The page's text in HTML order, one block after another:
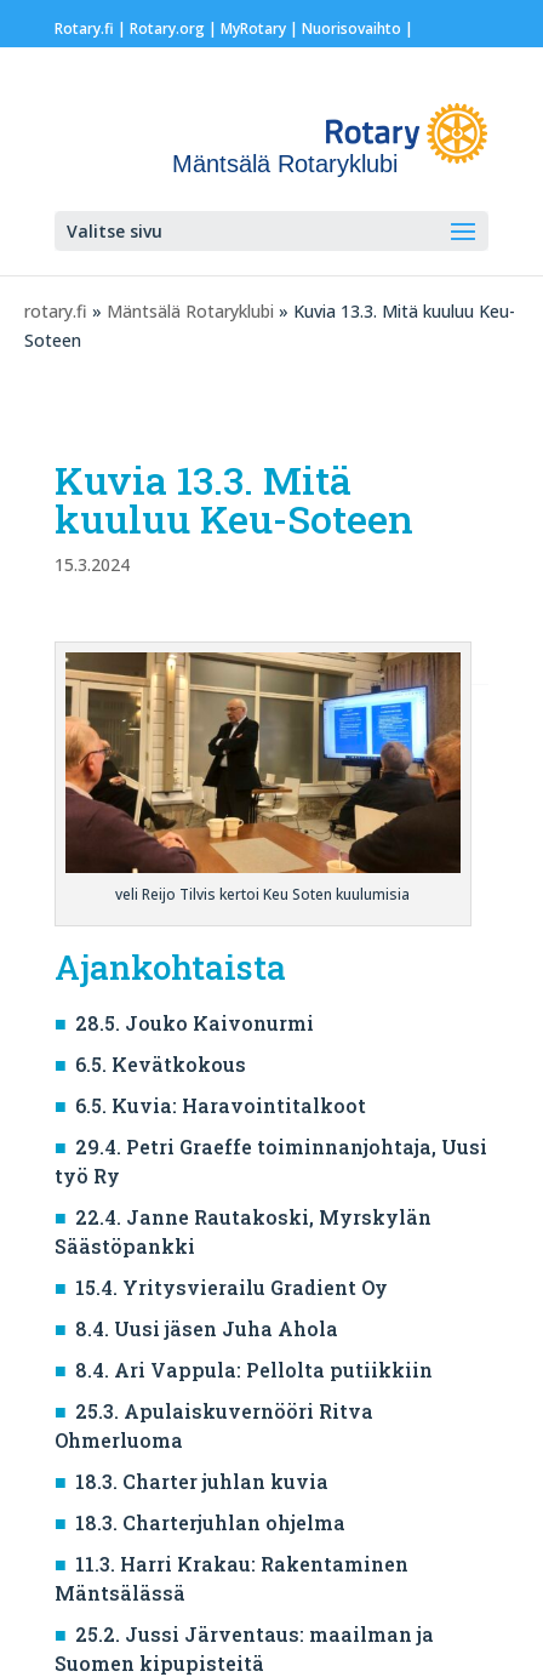
Rotary.fi | Rotary.org| MyRotary | Nuorisovaihto |
Mäntsälä Rotaryklubi
Valitse sivu
rotary.fi » Mäntsälä Rotaryklubi » Kuvia 13.3. Mitä kuuluu Keu-
Soteen
Kuvia 13.3. Mitä
kuuluu Keu-Soteen
15.3.2024
veli Reijo Tilvis kertoi Keu Soten kuulumisia
Ajankohtaista
28.5. Jouko Kaivonurmi
6.5. Kevätkokous
6.5. Kuvia: Haravointitalkoot
29.4. Petri Graeffe toiminnanjohtaja, Uusi
työ Ry
22.4. Janne Rautakoski, Myrskylän
Säästöpankki
15.4. Yritysvierailu Gradient Oy
8.4. Uusi jäsen Juha Ahola
8.4. Ari Vappula: Pellolta putiikkiin
25.3. Apulaiskuvernööri Ritva
Ohmerluoma
18.3. Charter juhlan kuvia
18.3. Charterjuhlan ohjelma
11.3. Harri Krakau: Rakentaminen
Mäntsälässä
25.2. Jussi Järventaus: maailman ja
Suomen kipupisteitä